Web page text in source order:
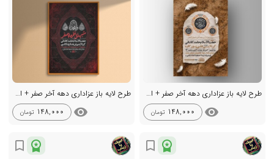
طرح لایه باز عزاداری دهه آخر صفر + استوری
visibility
148,000 تومان
طرح لایه باز عزاداری دهه آخر صفر + استوری
visibility
148,000 تومان
workspace_premium
bookmark_border
workspace_premium
bookmark_border